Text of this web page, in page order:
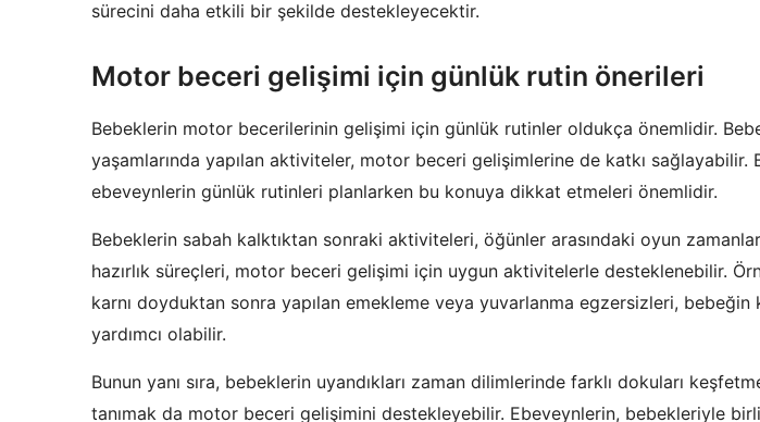
sürecini daha etkili bir şekilde destekleyecektir.
Motor beceri gelişimi için günlük rutin önerileri
Bebeklerin motor becerilerinin gelişimi için günlük rutinler oldukça önemlidir.
yaşamlarında yapılan aktiviteler, motor beceri gelişimlerine de katkı sağlayabilir.
ebeveynlerin günlük rutinleri planlarken bu konuya dikkat etmeleri önemlidir.
Bebeklerin sabah kalktıktan sonraki aktiviteleri, öğünler arasındaki oyun
hazırlık süreçleri, motor beceri gelişimi için uygun aktivitelerle desteklenebilir.
karnı doyduktan sonra yapılan emekleme veya yuvarlanma egzersizleri, bebeğin
yardımcı olabilir.
Bunun yanı sıra, bebeklerin uyandıkları zaman dilimlerinde farklı dokuları
tanımak da motor beceri gelişimini destekleyebilir. Ebeveynlerin, bebekleriyle